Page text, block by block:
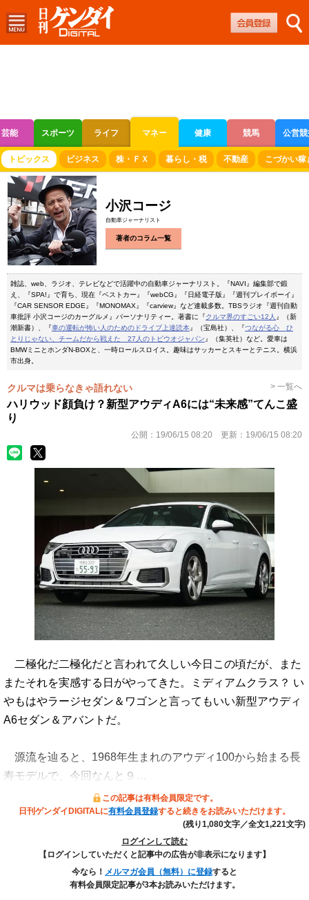
芸能 スポーツ ライフ マネー 健康 競馬 公営
ボートレース 競輪 オートレース
トピックス ビジネス 株・ＦＸ 暮らし・税 不動産 こづかい稼
小沢コージ
自動車ジャーナリスト
著者のコラム一覧
雑誌、web、ラジオ、テレビなどで活躍中の自動車ジャーナリスト。『NAVI』編集部で鍛
え、『SPA!』で育ち、現在『ベストカー』『webCG』『日経電子版』『週刊プレイボーイ』
『CAR SENSOR EDGE』『MONOMAX』『carview』など連載多数。TBSラジオ『週刊自動
車批評 小沢コージのカーグルメ』パーソナリティー。著書に『クルマ界のすごい12人 』（新
潮新書）、『車の運転が怖い人のためのドライブ上達読本』（宝島社）、『つながる心 ひ
とりじゃない、チームだから戦えた 27人のトビウオジャパン 』（集英社）など。愛車は
BMWミニとホンダN-BOXと、一時ロールスロイス。趣味はサッカーとスキーとテニス。横浜
市出身。
クルマは乗らなきゃ語れない > 一覧へ
ハリウッド顔負け？新型アウディA6には“未来感”てんこ盛
り
公開： 19/06/15 08:20 更新： 19/06/15 08:20
二極化だ二極化だと言われて久しい今日この頃だが、また
またそれを実感する日がやってきた。ミディアムクラス？ い
やもはやラージセダン＆ワゴンと言ってもいい新型アウディ
A6セダン＆アバントだ。
源流を辿ると、1968年生まれのアウディ100から始まる長
寿モデルで、今回なんと９…
この記事は有料会員限定です。
日刊ゲンダイDIGITALに有料会員登録すると続きをお読みいただけます。
(残り1,080文字／全文1,221文字)
ログインして読む
【ログインしていただくと記事中の広告が非表示になります】
今なら！ メルマガ会員（無料）に登録すると
有料会員限定記事が3本お読みいただけます。